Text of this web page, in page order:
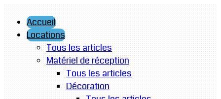
Accueil
Locations
Tous les articles
Matériel de réception
Tous les articles
Décoration